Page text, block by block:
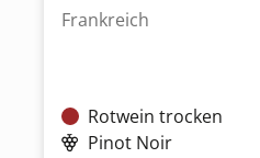
Frankreich
Rotwein trocken
Pinot Noir